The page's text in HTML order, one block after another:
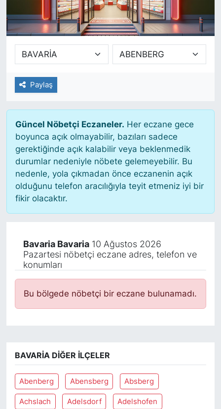
Paylaş
Güncel Nöbetçi Eczaneler. Her eczane gece
boyunca açık olmayabilir, bazıları sadece
gerektiğinde açık kalabilir veya beklenmedik
durumlar nedeniyle nöbete gelemeyebilir. Bu
nedenle, yola çıkmadan önce eczanenin açık
olduğunu telefon aracılığıyla teyit etmeniz iyi bir
fikir olacaktır.
Bavaria Bavaria10 Ağustos 2026
Pazartesi nöbetçi eczane adres, telefon ve
konumları
Bu bölgede nöbetçi bir eczane bulunamadı.
BAVARIA DIĞER İLÇELER
Abenberg Abensberg Absberg
Achslach Adelsdorf Adelshofen
SİYASET
SAĞLIK